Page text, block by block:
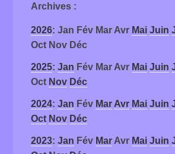
Archives :
2026:Jan Fév Mar Avr Mai Juin
Oct Nov Déc
2025:Jan Fév Mar Avr Mai Juin
Oct Nov Déc
2024:Jan Fév Mar Avr Mai Juin
Oct Nov Déc
2023:Jan Fév Mar Avr Mai Juin